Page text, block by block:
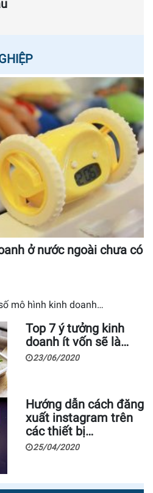
ở nước ngoài chưa có
mô hình kinh doanh…
Top 7 ý tưởng kinh
doanh ít vốn sẽ là…
23/06/2020
Hướng dẫn cách đăng
xuất instagram trên
các thiết bị…
25/04/2020